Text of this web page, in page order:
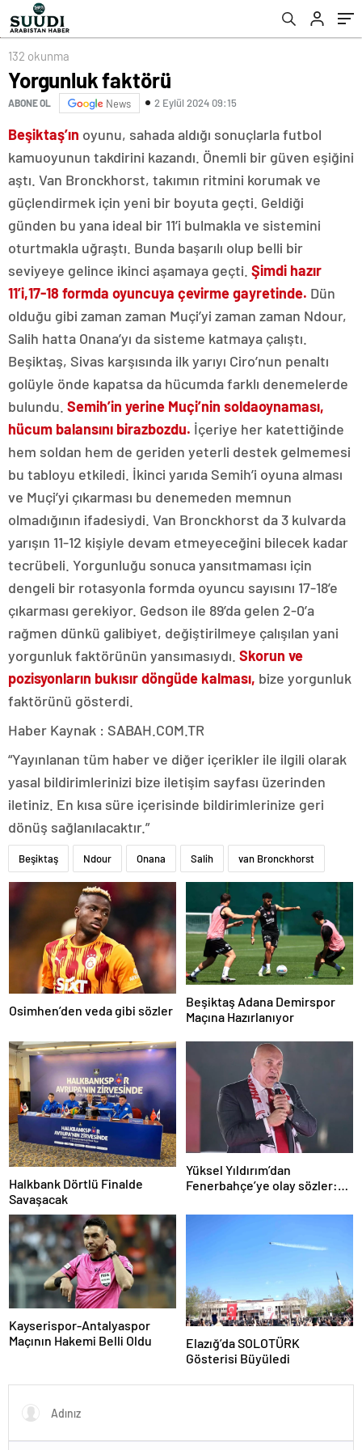
132 okunma
Yorgunluk faktörü
ABONE OL News 2 Eylül 2024 09:15
Beşiktaş’ın oyunu, sahada aldığı sonuçlarla futbol
kamuoyunun takdirini kazandı. Önemli bir güven eşiğini
aştı. Van Bronckhorst, takımın ritmini korumak ve
güçlendirmek için yeni bir boyuta geçti. Geldiği
günden bu yana ideal bir 11’i bulmakla ve sistemini
oturtmakla uğraştı. Bunda başarılı olup belli bir
seviyeye gelince ikinci aşamaya geçti. Şimdi hazır
11’i,17-18 formda oyuncuya çevirme gayretinde. Dün
olduğu gibi zaman zaman Muçi’yi zaman zaman Ndour,
Salih hatta Onana’yı da sisteme katmaya çalıştı.
Beşiktaş, Sivas karşısında ilk yarıyı Ciro’nun penaltı
golüyle önde kapatsa da hücumda farklı denemelerde
bulundu. Semih’in yerine Muçi’nin soldaoynaması,
hücum balansını birazbozdu. İçeriye her katettiğinde
hem soldan hem de geriden yeterli destek gelmemesi
bu tabloyu etkiledi. İkinci yarıda Semih’i oyuna alması
ve Muçi’yi çıkarması bu denemeden memnun
olmadığının ifadesiydi. Van Bronckhorst da 3 kulvarda
yarışın 11-12 kişiyle devam etmeyeceğini bilecek kadar
tecrübeli. Yorgunluğu sonuca yansıtmaması için
dengeli bir rotasyonla formda oyuncu sayısını 17-18’e
çıkarması gerekiyor. Gedson ile 89’da gelen 2-0’a
rağmen dünkü galibiyet, değiştirilmeye çalışılan yani
yorgunluk faktörünün yansımasıydı. Skorun ve
pozisyonların bukısır döngüde kalması, bize yorgunluk
faktörünü gösterdi.
Haber Kaynak : SABAH.COM.TR
“Yayınlanan tüm haber ve diğer içerikler ile ilgili olarak
yasal bildirimlerinizi bize iletişim sayfası üzerinden
iletiniz. En kısa süre içerisinde bildirimlerinize geri
dönüş sağlanılacaktır.”
Beşiktaş Ndour Onana Salih van Bronckhorst
Osimhen’den veda gibi sözler
Beşiktaş Adana Demirspor
Maçına Hazırlanıyor
Halkbank Dörtlü Finalde
Savaşacak
Yüksel Yıldırım’dan
Fenerbahçe’ye olay sözler:
Kayserispor-Antalyaspor
Maçının Hakemi Belli Oldu
Elazığ’da SOLOTÜRK
Gösterisi Büyüledi